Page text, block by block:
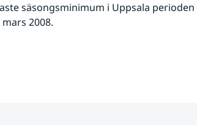
säsongsminimum i Uppsala perioden
2008.
på